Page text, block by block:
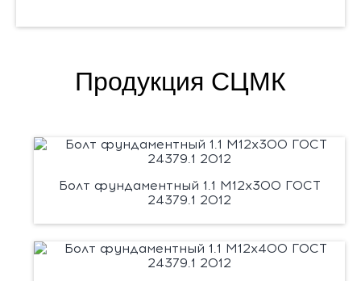
Продукция СЦМК
Болт фундаментный 1.1 М12х300 ГОСТ
24379.1 2012